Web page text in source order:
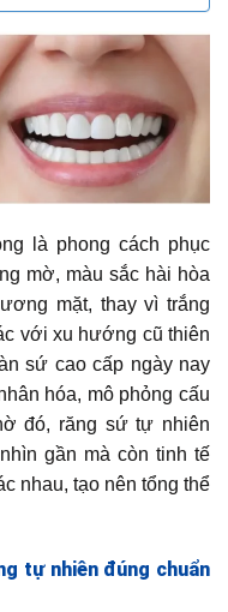
là phong cách phục
mờ, màu sắc hài hòa
mặt, thay vì trắng
với xu hướng cũ thiên
sứ cao cấp ngày nay
hóa, mô phỏng cấu
đó, răng sứ tự nhiên
gần mà còn tinh tế
nhau, tạo nên tổng thể
tự nhiên đúng chuẩn